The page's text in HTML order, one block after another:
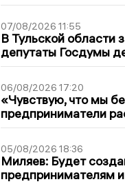
07/08/2026 11:55
В Тульской области
депутаты Госдумы
06/08/2026 17:20
«Чувствую, что мы
предприниматели
05/08/2026 18:36
Миляев: Будет
предпринимателям